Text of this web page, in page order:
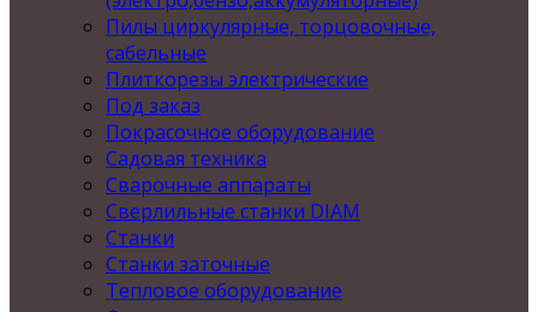
Пилы циркулярные, торцовочные,
сабельные
Плиткорезы электрические
Под заказ
Покрасочное оборудование
Садовая техника
Сварочные аппараты
Сверлильные станки DIAM
Станки
Станки заточные
Тепловое оборудование